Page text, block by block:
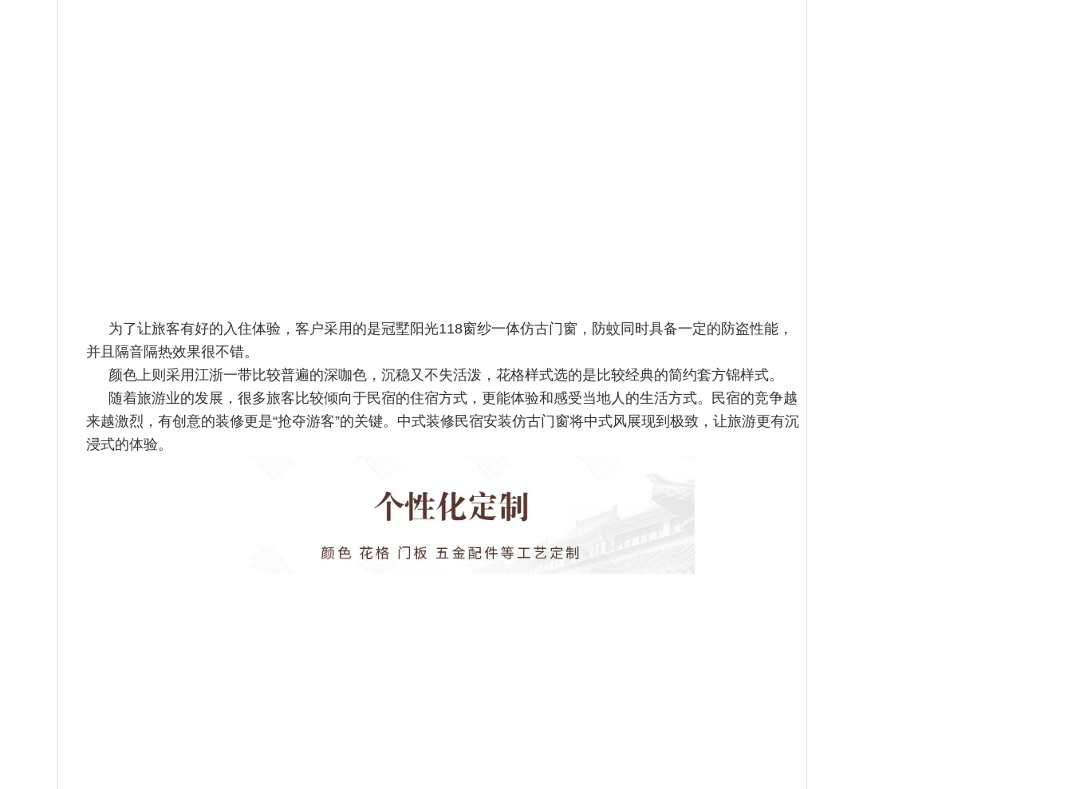
为了让旅客有好的入住体验，客户采用的是冠墅阳光118窗纱一体仿古门窗，防蚊同时具备一定的防盗性能，
并且隔音隔热效果很不错。
颜色上则采用江浙一带比较普遍的深咖色，沉稳又不失活泼，花格样式选的是比较经典的简约套方锦样式。
随着旅游业的发展，很多旅客比较倾向于民宿的住宿方式，更能体验和感受当地人的生活方式。民宿的竞争越
来越激烈，有创意的装修更是“抢夺游客”的关键。中式装修民宿安装仿古门窗将中式风展现到极致，让旅游更有沉
浸式的体验。